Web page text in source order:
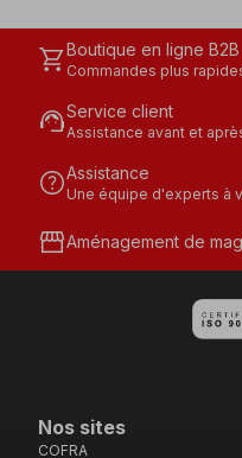
shopping_cartBoutique en ligne B2B
Commandes plus
support_agentService client
Assistance avant et
helpAssistance
Une équipe d'experts à
storefrontAménagement de
Nos sites
COFRA